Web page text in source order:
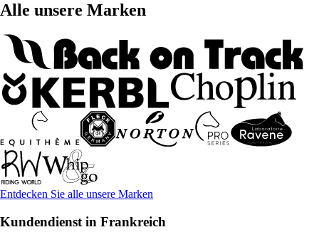
Alle unsere Marken
Entdecken Sie alle unsere Marken
Kundendienst in Frankreich